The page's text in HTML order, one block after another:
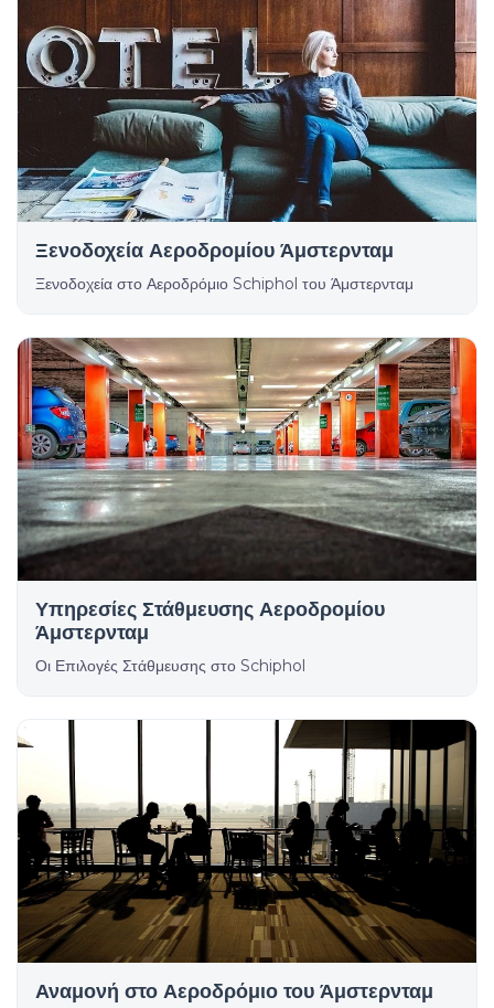
Ξενοδοχεία Αεροδρομίου Άμστερνταμ
Ξενοδοχεία στο Αεροδρόμιο Schiphol του Άμστερνταμ
Υπηρεσίες Στάθμευσης Αεροδρομίου
Άμστερνταμ
Οι Επιλογές Στάθμευσης στο Schiphol
Αναμονή στο Αεροδρόμιο του Άμστερνταμ